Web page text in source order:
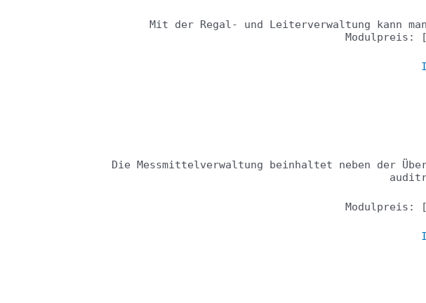
Mit der Regal- und Leiterverwaltung kann
Modulpreis:
Die Messmittelverwaltung beinhaltet neben der
Modulpreis: